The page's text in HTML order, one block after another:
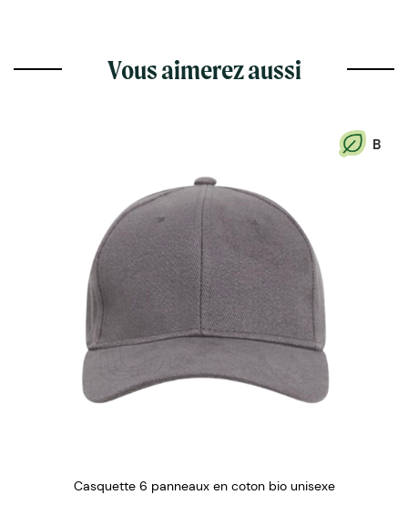
Vous aimerez aussi
B
Casquette 6 panneaux en coton bio unisexe